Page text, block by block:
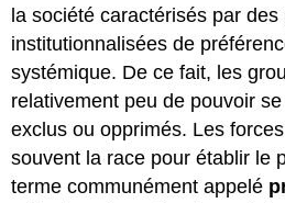
la société caractérisés par des
institutionnalisées de
systémique. De ce fait, les
relativement peu de pouvoir
exclus ou opprimés. Les
souvent la race pour établir le
terme communément appelé